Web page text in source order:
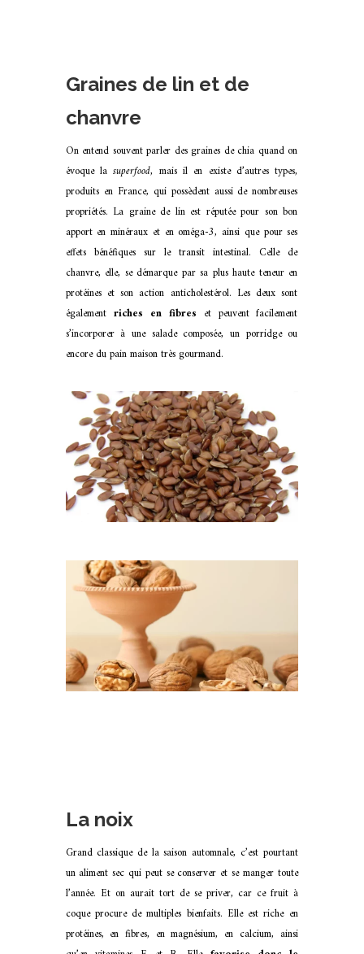
Graines de lin et de
chanvre
On entend souvent parler des graines de chia quand on
évoque lasuperfood, mais il en existe d’autres types,
produits en France, qui possèdent aussi de nombreuses
propriétés. La graine de lin est réputée pour son bon
apport en minéraux et en oméga-3, ainsi que pour ses
effets bénéfiques sur le transit intestinal. Celle de
chanvre, elle, se démarque par sa plus haute teneur en
protéines et son action anticholestérol. Les deux sont
également riches en fibres et peuvent facilement
s’incorporer à une salade composée, un porridge ou
encore du pain maison très gourmand.
La noix
Grand classique de la saison automnale, c’est pourtant
un aliment sec qui peut se conserver et se manger toute
l’année. Et on aurait tort de se priver, car ce fruit à
coque procure de multiples bienfaits. Elle est riche en
protéines, en fibres, en magnésium, en calcium, ainsi